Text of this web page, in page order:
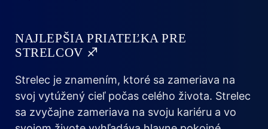
NAJLEPŠIA PRIATEĽKA PRE
STRELCOV ♐
Strelec je znamením, ktoré sa zameriava na
svoj vytúžený cieľ počas celého života. Strelec
sa zvyčajne zameriava na svoju kariéru a vo